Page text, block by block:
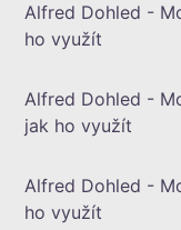
Alfred Dohled -
ho využít
Alfred Dohled -
jak ho využít
Alfred Dohled -
ho využít